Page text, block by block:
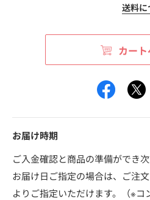
送料に
カー
お届け時期
ご入金確認と商品の準備ができ次
お届け日ご指定の場合は、ご注
よりご指定いただけます。（※